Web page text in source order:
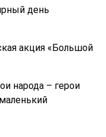
день
акция «Большой
народа – герои